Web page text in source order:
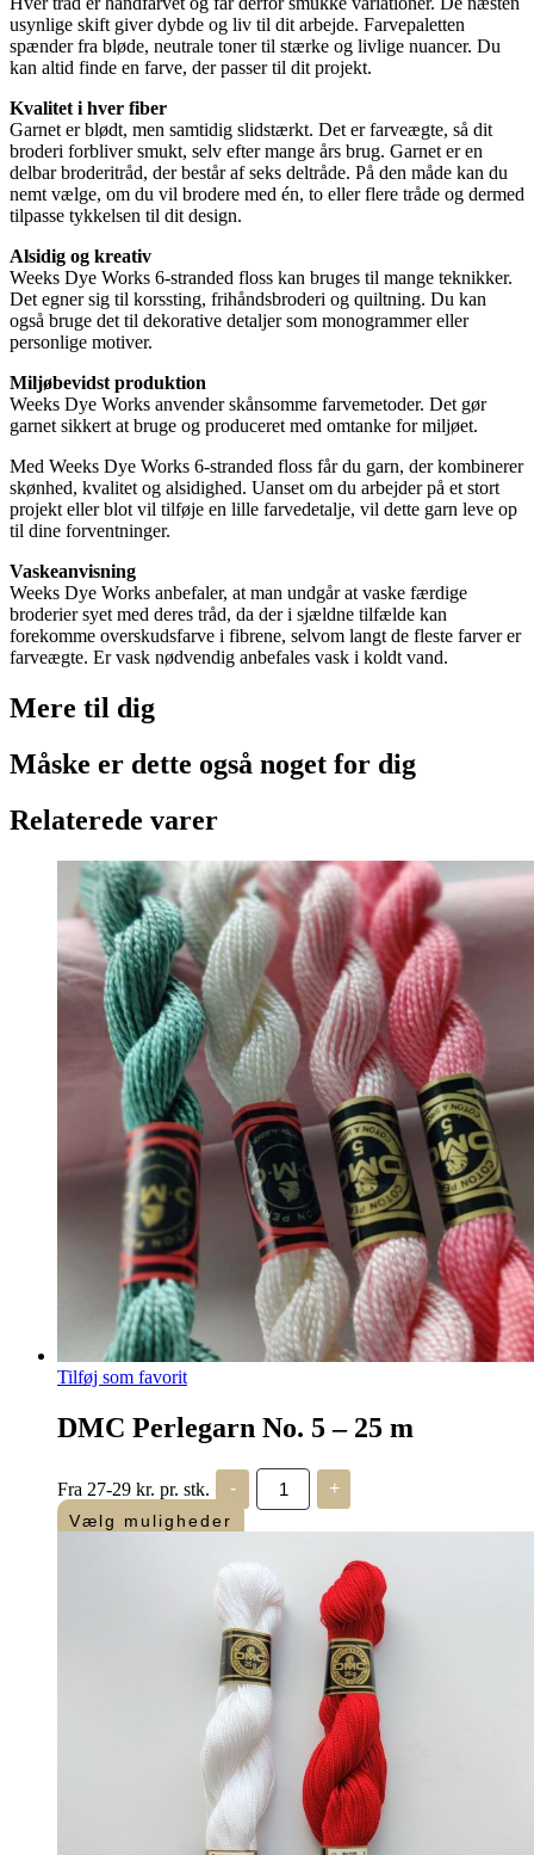
usynlige skift giver dybde og liv til dit arbejde. Farvepaletten
spænder fra bløde, neutrale toner til stærke og livlige nuancer. Du
kan altid finde en farve, der passer til dit projekt.
Kvalitet i hver fiber
Garnet er blødt, men samtidig slidstærkt. Det er farveægte, så dit
broderi forbliver smukt, selv efter mange års brug. Garnet er en
delbar broderitråd, der består af seks deltråde. På den måde kan du
nemt vælge, om du vil brodere med én, to eller flere tråde og dermed
tilpasse tykkelsen til dit design.
Alsidig og kreativ
Weeks Dye Works 6-stranded floss kan bruges til mange teknikker.
Det egner sig til korssting, frihåndsbroderi og quiltning. Du kan
også bruge det til dekorative detaljer som monogrammer eller
personlige motiver.
Miljøbevidst produktion
Weeks Dye Works anvender skånsomme farvemetoder. Det gør
garnet sikkert at bruge og produceret med omtanke for miljøet.
Med Weeks Dye Works 6-stranded floss får du garn, der kombinerer
skønhed, kvalitet og alsidighed. Uanset om du arbejder på et stort
projekt eller blot vil tilføje en lille farvedetalje, vil dette garn leve op
til dine forventninger.
Vaskeanvisning
Weeks Dye Works anbefaler, at man undgår at vaske færdige
broderier syet med deres tråd, da der i sjældne tilfælde kan
forekomme overskudsfarve i fibrene, selvom langt de fleste farver er
farveægte. Er vask nødvendig anbefales vask i koldt vand.
Mere til dig
Måske er dette også noget for dig
Relaterede varer
Tilføj som favorit
DMC Perlegarn No. 5 – 25 m
Fra 27-29 kr. pr. stk. -
DMC
Perlegarn
No.
5
m
antal
+
Vælg muligheder